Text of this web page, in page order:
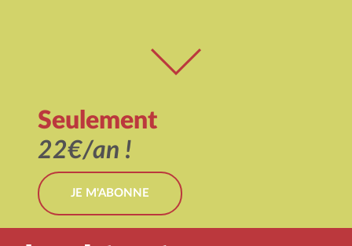
Seulement
22€/an !
JE M'ABONNE